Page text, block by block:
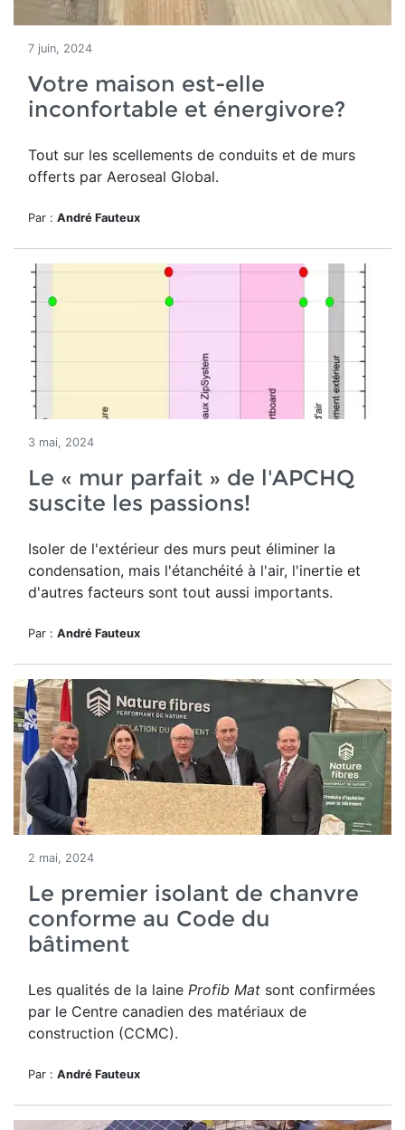
7 juin, 2024
Votre maison est-elle
inconfortable et énergivore?
Tout sur les scellements de conduits et de murs
offerts par Aeroseal Global.
Par : André Fauteux
3 mai, 2024
Le « mur parfait » de l'APCHQ
suscite les passions!
Isoler de l'extérieur des murs peut éliminer la
condensation, mais l'étanchéité à l'air, l'inertie et
d'autres facteurs sont tout aussi importants.
Par : André Fauteux
2 mai, 2024
Le premier isolant de chanvre
conforme au Code du
bâtiment
Les qualités de la laine Profib Mat sont confirmées
par le Centre canadien des matériaux de
construction (CCMC).
Par : André Fauteux